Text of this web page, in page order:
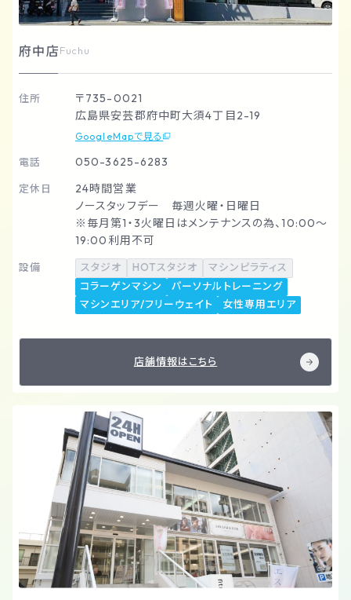
府中店Fuchu
住所
〒735-0021
広島県安芸郡府中町大須4丁目2-19
GoogleMapで見る
電話 050-3625-6283
定休日
24時間営業
ノースタッフデー 毎週火曜・日曜日
※毎月第1・3火曜日はメンテナンスの為、10:00～
19:00利用不可
設備 スタジオ HOTスタジオ
マシンピラティス
コラーゲンマシン
パーソナルトレーニング
マシンエリア/フリーウェイト
女性専用エリア
店舗情報はこちら